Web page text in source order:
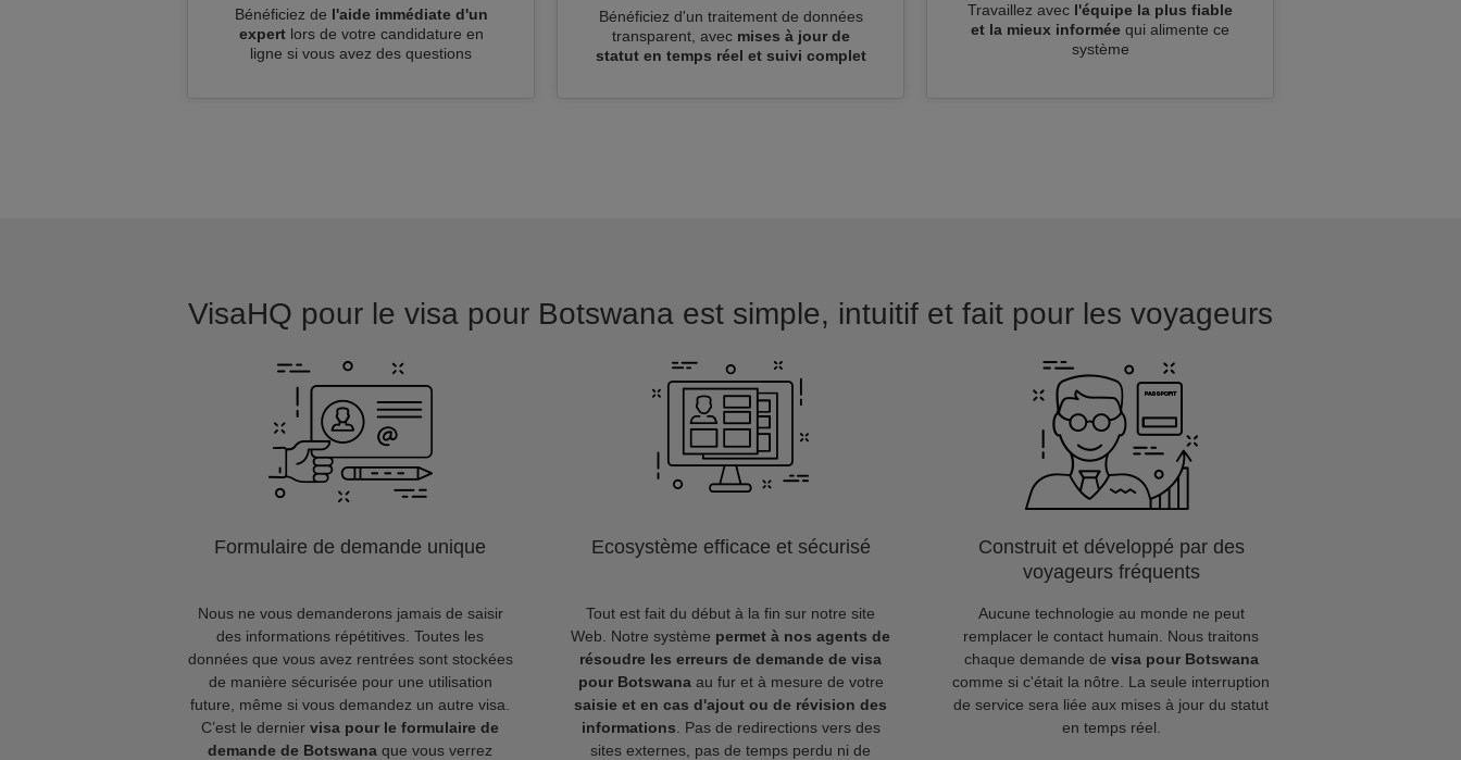
Bénéficiez de l'aide immédiate d'un
expertlors de votre candidature en
ligne si vous avez des questions
Bénéficiez d'un traitement de données
transparent, avec mises à jour de
statut en temps réel et suivi complet
Travaillez avec l'équipe la plus fiable
et la mieux informée qui alimente ce
système
VisaHQ pour le visa pour Botswana est simple, intuitif et fait pour les voyageurs
Formulaire de demande unique
Nous ne vous demanderons jamais de saisir
des informations répétitives. Toutes les
données que vous avez rentrées sont stockées
de manière sécurisée pour une utilisation
future, même si vous demandez un autre visa.
C’est le dernier visa pour le formulaire de
demande de Botswana que vous verrez
Ecosystème efficace et sécurisé
Tout est fait du début à la fin sur notre site
Web. Notre système permet à nos agents de
résoudre les erreurs de demande de visa
pour Botswanaau fur et à mesure de votre
saisie et en cas d'ajout ou de révision des
informations . Pas de redirections vers des
sites externes, pas de temps perdu ni de
Construit et développé par des
voyageurs fréquents
Aucune technologie au monde ne peut
remplacer le contact humain. Nous traitons
chaque demande de visa pour Botswana
comme si c'était la nôtre. La seule interruption
de service sera liée aux mises à jour du statut
en temps réel.